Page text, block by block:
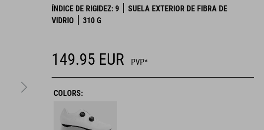
ÍNDICE DE RIGIDEZ: 9
SUELA EXTERIOR DE FIBRA DE
VIDRIO
310 G
149.95 EUR PVP*
COLORS: